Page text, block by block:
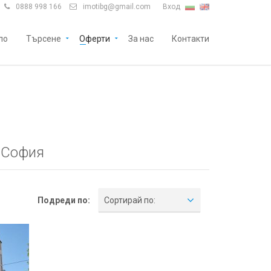
 0888 998 166  imotibg@gmail.com Вход
Търсене Оферти За нас Контакти
Подреди по: Сортирай по: